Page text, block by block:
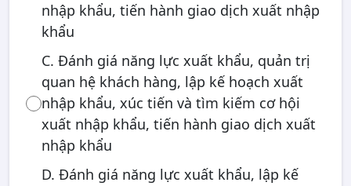
nhập khẩu, tiến hành giao dịch xuất nhập
khẩu
C. Đánh giá năng lực xuất khẩu, quản trị
quan hệ khách hàng, lập kế hoạch xuất
nhập khẩu, xúc tiến và tìm kiếm cơ hội
xuất nhập khẩu, tiến hành giao dịch xuất
nhập khẩu
D. Đánh giá năng lực xuất khẩu, lập kế